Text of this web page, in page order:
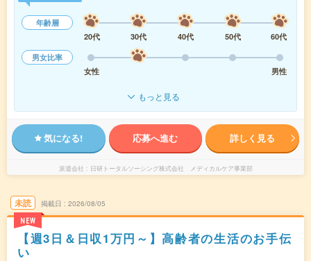
年齢層
20代
30代 40代 50代
60代
男女比率
女性
男性
もっと見る
気になる! 応募へ進む 詳しく見る
派遣会社 日研トータルソーシング株式会社 メディカルケア事業部
未読
NEW
掲載日 2026/08/05
【週3日＆日収1万円～】高齢者の生活のお手伝
い